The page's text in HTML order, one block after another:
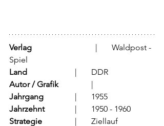
Verlag
Spiel
Land
			  |	DDR
Autor / Grafik
Jahrgang
		  |	1955
Jahrzehnt
		  |	1950 - 1960
Strategie